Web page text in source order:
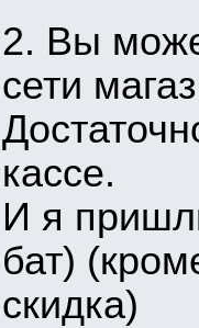
2. Вы
сети
кассе.
И я
бат)
скидка)